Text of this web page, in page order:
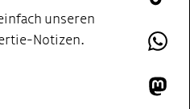
unseren
Notizen.
Tik